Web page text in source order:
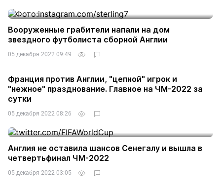
Вооруженные грабители напали на дом
звездного футболиста сборной Англии
05 декабря 2022 09:49
Франция против Англии, "цепной" игрок и
"нежное" празднование. Главное на ЧМ-2022 за
сутки
05 декабря 2022 08:26
Англия не оставила шансов Сенегалу и вышла в
четвертьфинал ЧМ-2022
05 декабря 2022 03:05